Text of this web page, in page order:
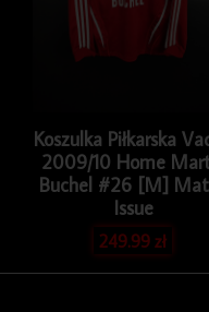
Koszulka Piłkarska
2009/10 Home
Buchel #26 [M]
Issue
249.99zł